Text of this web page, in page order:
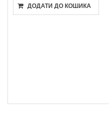
ДОДАТИ ДО КОШИКА